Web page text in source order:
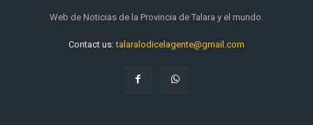
Web de Noticias de la Provincia de Talara y el mundo.
Contact us:talaralodicelagente@gmail.com